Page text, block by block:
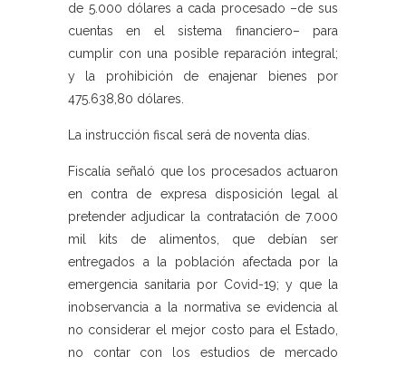
de 5.000 dólares a cada procesado –de sus
cuentas en el sistema financiero– para
cumplir con una posible reparación integral;
y la prohibición de enajenar bienes por
475.638,80 dólares.
La instrucción fiscal será de noventa días.
Fiscalía señaló que los procesados actuaron
en contra de expresa disposición legal al
pretender adjudicar la contratación de 7.000
mil kits de alimentos, que debían ser
entregados a la población afectada por la
emergencia sanitaria por Covid-19; y que la
inobservancia a la normativa se evidencia al
no considerar el mejor costo para el Estado,
no contar con los estudios de mercado